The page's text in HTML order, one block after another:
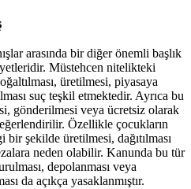
arasında bir diğer önemli başlık
Müstehcen nitelikteki
üretilmesi, piyasaya
suç teşkil etmektedir. Ayrıca bu
gönderilmesi veya ücretsiz olarak
Özellikle çocukların
şekilde üretilmesi, dağıtılması
neden olabilir. Kanunda bu tür
depolanması veya
da açıkça yasaklanmıştır.